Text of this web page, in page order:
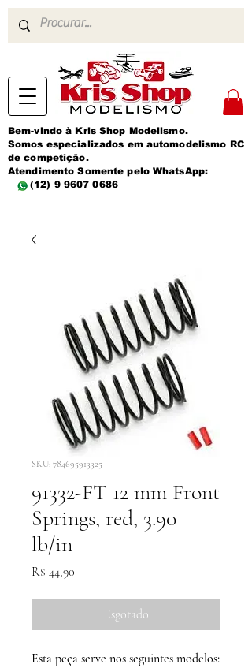
Bem-vindo à Kris Shop Modelismo.
Somos especializados em automodelismo RC
de competição.
Atendimento Somente pelo WhatsApp:
(12) 9 9607 0686
SKU: 784695913325
91332-FT 12 mm Front
Springs, red, 3.90
lb/in
R$ 44,90
Esgotado
Esta peça serve nos seguintes modelos: